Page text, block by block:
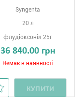
Syngenta
20 л
флудіоксоніл 25г
36 840.00 грн
Немає в наявності
КУПИТИ